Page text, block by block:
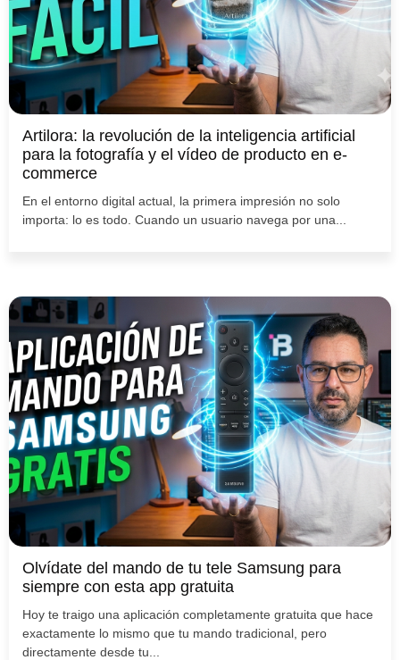
Artilora: la revolución de la inteligencia artificial
para la fotografía y el vídeo de producto en e-
commerce
En el entorno digital actual, la primera impresión no solo
importa: lo es todo. Cuando un usuario navega por una...
Olvídate del mando de tu tele Samsung para
siempre con esta app gratuita
Hoy te traigo una aplicación completamente gratuita que hace
exactamente lo mismo que tu mando tradicional, pero
directamente desde tu...